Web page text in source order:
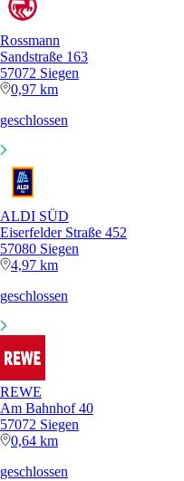
Rossmann
Sandstraße 163
57072 Siegen
0,97 km
geschlossen
ALDI SÜD
Eiserfelder Straße 452
57080 Siegen
4,97 km
geschlossen
REWE
Am Bahnhof 40
57072 Siegen
0,64 km
geschlossen